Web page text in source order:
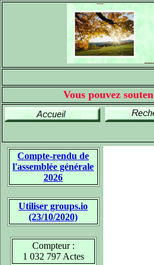
Vous pouvez
Compte-rendu de
l'assemblée générale
2026
Utiliser groups.io
(23/10/2020)
Compteur :
1 032 797 Actes